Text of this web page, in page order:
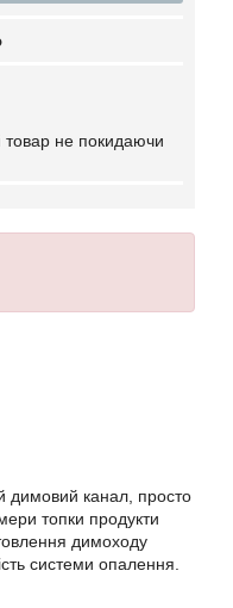
товар не покидаючи
димовий канал, просто
топки продукти
димоходу
системи опалення.